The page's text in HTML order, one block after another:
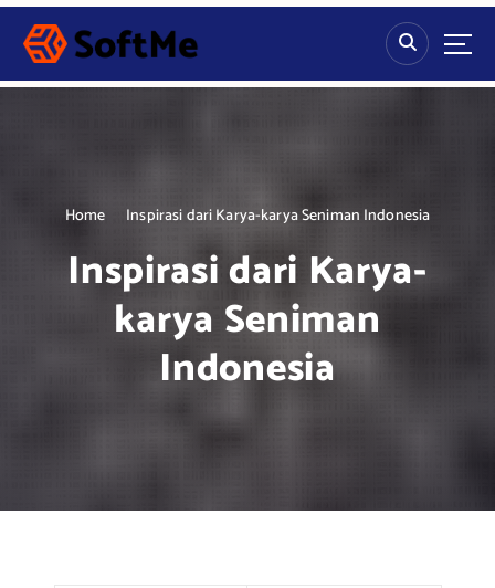
S
p
Home Inspirasi dari Karya-karya Seniman Indonesia
Inspirasi dari Karya-
karya Seniman
Indonesia